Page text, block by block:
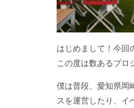
はじめまして！今回
この度は数あるプロ
僕は普段、愛知県岡
スを運営したり、イ